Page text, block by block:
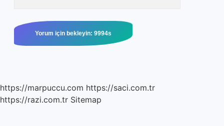
https://marpuccu.com https://saci.com.tr
https://razi.com.tr Sitemap